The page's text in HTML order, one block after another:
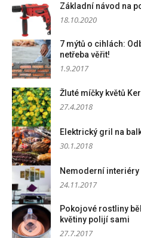
Základní návod na
18.10.2020
7 mýtů o cihlách:
netřeba věřit!
1.9.2017
Žluté míčky květů
27.4.2018
Elektrický gril na
30.1.2018
Nemoderní interiéry
24.11.2017
Pokojové rostliny
květiny polijí sami
27.7.2017